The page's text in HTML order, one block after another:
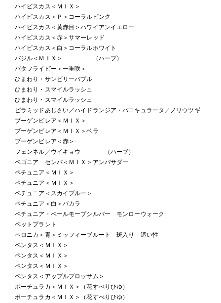
ハイビスカス＜ＭＩＸ＞
ハイビスカス＜Ｐ＞コーラルピンク
ハイビスカス＜黄赤目＞ハワイアンイエロー
ハイビスカス＜赤＞サマーレッド
ハイビスカス＜白＞コーラルホワイト
バジル＜ＭＩＸ＞ （ハーブ）
バタフライビー＜一重咲＞
ひまわり・サンビリーバブル
ひまわり・スマイルラッシュ
ひまわり・スマイルラッシュ
ピラミッドあじさい／ハイドランジア・パニキュラータ／ノリウツギ
ブーゲンビレア＜ＭＩＸ＞
ブーゲンビレア＜ＭＩＸ＞ベラ
ブーゲンビレア＜赤＞
フェンネル／ウイキョウ （ハーブ）
ベゴニア センパ＜ＭＩＸ＞アンバサダー
ペチュニア＜ＭＩＸ＞
ペチュニア＜ＭＩＸ＞
ペチュニア＜スカイブルー＞
ペチュニア＜白＞バカラ
ペチュニア・ベールモーブシルバー モンローウォーク
ペットプラント
ベロニカ＜青＞ミッフィーブルート 斑入り 這い性
ペンタス＜ＭＩＸ＞
ペンタス＜ＭＩＸ＞
ペンタス＜ＭＩＸ＞
ペンタス＜アップルブロッサム＞
ポーチュラカ＜ＭＩＸ＞（花すべりひゆ）
ポーチュラカ＜ＭＩＸ＞（花すべりひゆ）